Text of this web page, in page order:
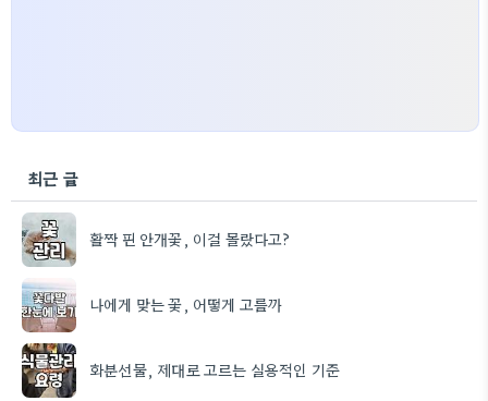
최근 글
활짝 핀 안개꽃, 이걸 몰랐다고?
나에게 맞는 꽃, 어떻게 고를까
화분선물, 제대로 고르는 실용적인 기준